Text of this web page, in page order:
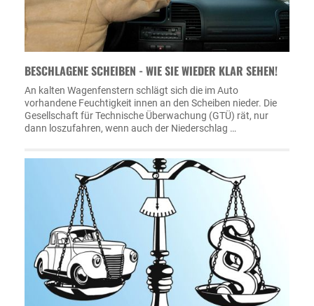
BESCHLAGENE SCHEIBEN - WIE SIE WIEDER KLAR SEHEN!
An kalten Wagenfenstern schlägt sich die im Auto
vorhandene Feuchtigkeit innen an den Scheiben nieder. Die
Gesellschaft für Technische Überwachung (GTÜ) rät, nur
dann loszufahren, wenn auch der Niederschlag …